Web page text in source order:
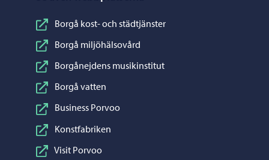
Borgå kost- och städtjänster
Borgå miljöhälsovård
Borgånejdens musikinstitut
Borgå vatten
Business Porvoo
Konstfabriken
Visit Porvoo